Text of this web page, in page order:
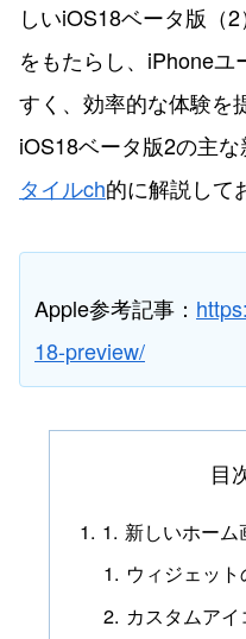
しいiOS18ベータ版（
をもたらし、iPhone
すく、効率的な体験を
iOS18ベータ版2の主
タイルch的に解説して
Apple参考記事：
18-preview/
目
1. 新しいホー
ウィジェッ
カスタムア